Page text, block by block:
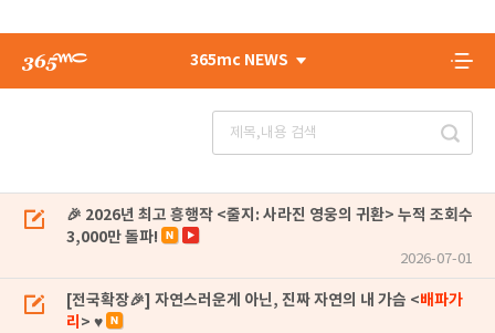
365mc NEWS
🎉 2026년 최고 흥행작 <줄지: 사라진 영웅의 귀환> 누적 조회수
3,000만 돌파!
2026-07-01
[전국확장🎉] 자연스러운게 아닌, 진짜 자연의 내 가슴 <배파가
리 > ♥